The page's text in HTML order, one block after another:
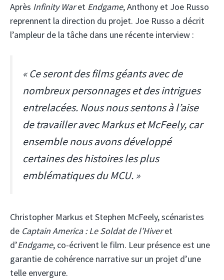
Après Infinity Waret Endgame, Anthony et Joe Russo
reprennent la direction du projet. Joe Russo a décrit
l’ampleur de la tâche dans une récente interview :
« Ce seront des films géants avec de
nombreux personnages et des intrigues
entrelacées. Nous nous sentons à l’aise
de travailler avec Markus et McFeely, car
ensemble nous avons développé
certaines des histoires les plus
emblématiques du MCU. »
Christopher Markus et Stephen McFeely, scénaristes
de Captain America : Le Soldat de l’Hiveret
d’Endgame, co-écrivent le film. Leur présence est une
garantie de cohérence narrative sur un projet d’une
telle envergure.